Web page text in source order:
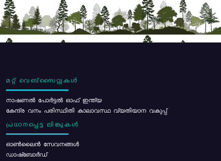
മറ്റ് വെബ്സൈറ്റുകൾ
നാഷണൽ പോർട്ടൽ ഓഫ് ഇന്ത്യ
കേന്ദ്ര വനം പരിസ്ഥിതി കാലാവസ്ഥ വ്യതിയാന വകുപ്പ്
പ്രധാനപ്പെട്ട ലിങ്കുകൾ
ഓൺലൈൻ സേവനങ്ങൾ
ഡാഷ്ബോർഡ്